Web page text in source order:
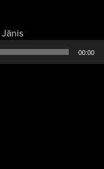
JānisAudio
atskaņotājs
00:00